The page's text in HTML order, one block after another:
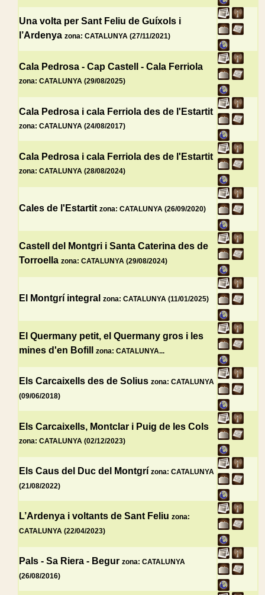
Una volta per Sant Feliu de Guíxols i
l’Ardenya zona: CATALUNYA (27/11/2021)
Cala Pedrosa - Cap Castell - Cala Ferriola
zona: CATALUNYA (29/08/2025)
Cala Pedrosa i cala Ferriola des de l'Estartit
zona: CATALUNYA (24/08/2017)
Cala Pedrosa i cala Ferriola des de l'Estartit
zona: CATALUNYA (28/08/2024)
Cales de l'Estartit zona: CATALUNYA (26/09/2020)
Castell del Montgri i Santa Caterina des de
Torroella zona: CATALUNYA (29/08/2024)
El Montgrí integral zona: CATALUNYA (11/01/2025)
El Quermany petit, el Quermany gros i les
mines d'en Bofill
zona: CATALUNYA...
Els Carcaixells des de Solius zona: CATALUNYA
(09/06/2018)
Els Carcaixells, Montclar i Puig de les Cols
zona: CATALUNYA (02/12/2023)
Els Caus del Duc del Montgrí zona: CATALUNYA
(21/08/2022)
L’Ardenya i voltants de Sant Feliu zona:
CATALUNYA (22/04/2023)
Pals - Sa Riera - Begur zona: CATALUNYA
(26/08/2016)